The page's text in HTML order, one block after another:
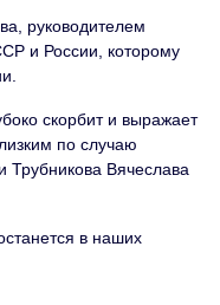
руководителем
и России, которому
скорбит и выражает
по случаю
Трубникова Вячеслава
в наших